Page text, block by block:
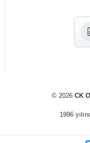
© 2026 CK
1996